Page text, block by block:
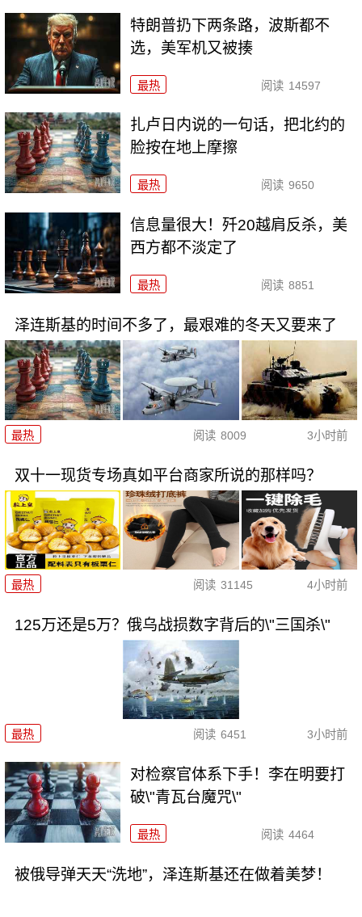
特朗普扔下两条路，波斯都不
选，美军机又被揍
最热 阅读 14597
扎卢日内说的一句话，把北约的
脸按在地上摩擦
最热 阅读 9650
信息量很大！歼20越肩反杀，美
西方都不淡定了
最热 阅读 8851
泽连斯基的时间不多了，最艰难的冬天又要来了
最热 阅读 8009 3小时前
双十一现货专场真如平台商家所说的那样吗？
最热 阅读 31145 4小时前
125万还是5万？俄乌战损数字背后的\"三国杀\"
最热 阅读 6451 3小时前
对检察官体系下手！李在明要打
破\"青瓦台魔咒\"
最热 阅读 4464
被俄导弹天天“洗地”，泽连斯基还在做着美梦！